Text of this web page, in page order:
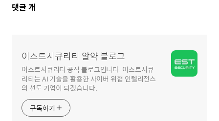
댓
댓글 개
이스트시큐리티 알약 블로그
이스트시큐리티 공식 블로그입니다. 이스트시큐
리티는 AI 기술을 활용한 사이버 위협 인텔리전스
의 선도 기업이 되겠습니다.
구독하기